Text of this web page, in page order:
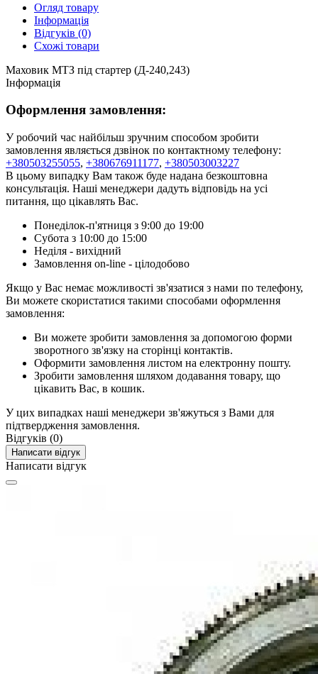
Огляд товару
Інформація
Відгуків (0)
Схожі товари
Маховик МТЗ під стартер (Д-240,243)
Інформація
Оформлення замовлення:
У робочий час найбільш зручним способом зробити
замовлення являється дзвінок по контактному телефону:
+380503255055, +380676911177, +380503003227
В цьому випадку Вам також буде надана безкоштовна
консультація. Наші менеджери дадуть відповідь на усі
питання, що цікавлять Вас.
Понеділок-п'ятниця з 9:00 до 19:00
Субота з 10:00 до 15:00
Неділя - вихідний
Замовлення on-line - цілодобово
Якщо у Вас немає можливості зв'язатися з нами по телефону,
Ви можете скористатися такими способами оформлення
замовлення:
Ви можете зробити замовлення за допомогою форми
зворотного зв'язку на сторінці контактів.
Оформити замовлення листом на електронну пошту.
Зробити замовлення шляхом додавання товару, що
цікавить Вас, в кошик.
У цих випадках наші менеджери зв'яжуться з Вами для
підтвердження замовлення.
Відгуків (0)
Написати відгук
Написати відгук